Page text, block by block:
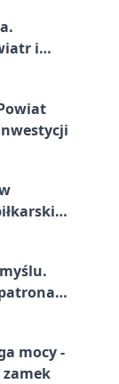
i
mocy -